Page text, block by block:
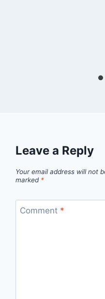
Leave a Reply
Your email address will not
marked *
Comment *